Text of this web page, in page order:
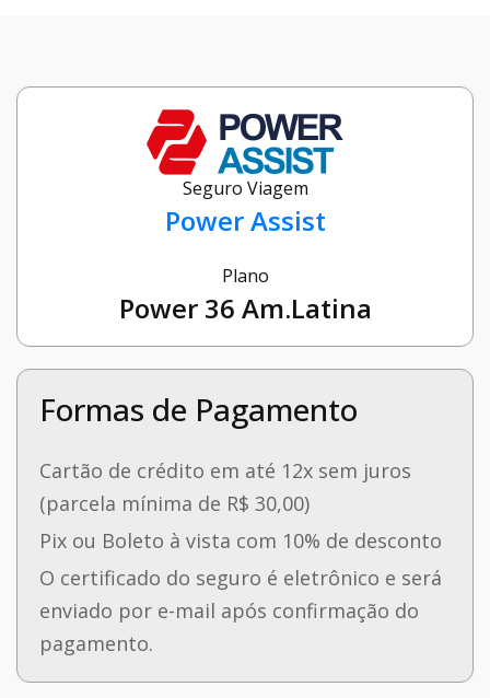
Seguro Viagem
Power Assist
Plano
Power 36 Am.Latina
Formas de Pagamento
Cartão de crédito em até 12x sem juros
(parcela mínima de R$ 30,00)
Pix ou Boleto à vista com 10% de desconto
O certificado do seguro é eletrônico e será
enviado por e-mail após confirmação do
pagamento.